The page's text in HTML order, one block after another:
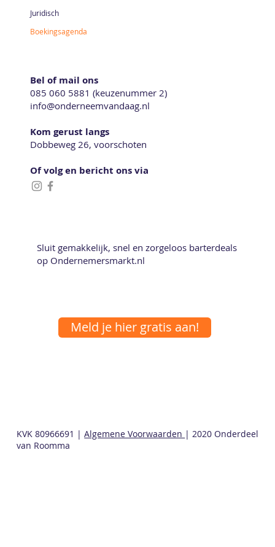
Juridisch
Boekingsagenda
Bel of mail ons
085 060 5881 (keuzenummer 2)
info@onderneemvandaag.nl
Kom gerust langs
Dobbeweg 26, voorschoten
Of volg en bericht ons via
KVK 80966691 |Algemene Voorwaarden | 2020 Onderdeel
van Roomma
Sluit gemakkelijk, snel en zorgeloos barterdeals
op Ondernemersmarkt.nl
Meld je hier gratis aan!